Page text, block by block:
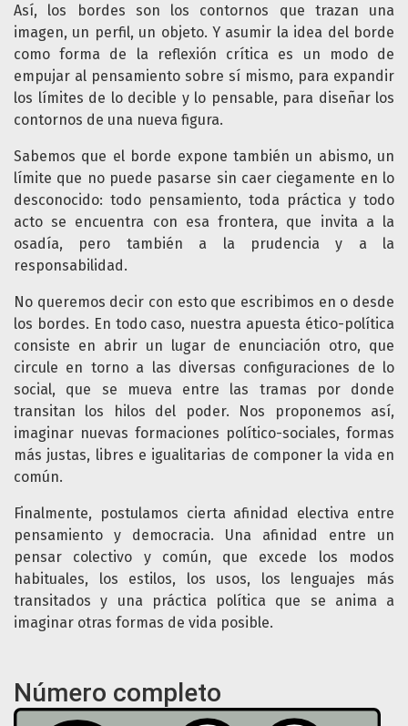
Así, los bordes son los contornos que trazan una
imagen, un perfil, un objeto. Y asumir la idea del borde
como forma de la reflexión crítica es un modo de
empujar al pensamiento sobre sí mismo, para expandir
los límites de lo decible y lo pensable, para diseñar los
contornos de una nueva figura.
Sabemos que el borde expone también un abismo, un
límite que no puede pasarse sin caer ciegamente en lo
desconocido: todo pensamiento, toda práctica y todo
acto se encuentra con esa frontera, que invita a la
osadía, pero también a la prudencia y a la
responsabilidad.
No queremos decir con esto que escribimos en o desde
los bordes. En todo caso, nuestra apuesta ético-política
consiste en abrir un lugar de enunciación otro, que
circule en torno a las diversas configuraciones de lo
social, que se mueva entre las tramas por donde
transitan los hilos del poder. Nos proponemos así,
imaginar nuevas formaciones político-sociales, formas
más justas, libres e igualitarias de componer la vida en
común.
Finalmente, postulamos cierta afinidad electiva entre
pensamiento y democracia. Una afinidad entre un
pensar colectivo y común, que excede los modos
habituales, los estilos, los usos, los lenguajes más
transitados y una práctica política que se anima a
imaginar otras formas de vida posible.
Número completo